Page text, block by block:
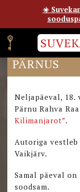
“MINU
PÄRNUS
Neljapäeval, 18.
Pärnu Rahva
Kilimanjarot”.
Autoriga
Vaikjärv.
Samal päeval
soodsam.
☀️